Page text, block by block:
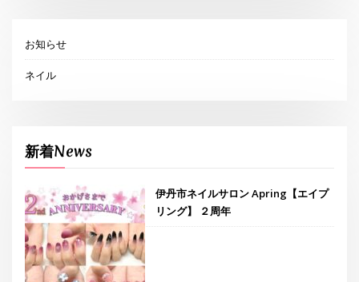
お知らせ
ネイル
新着News
伊丹市ネイルサロン Apring【エイプ
リング】 ２周年